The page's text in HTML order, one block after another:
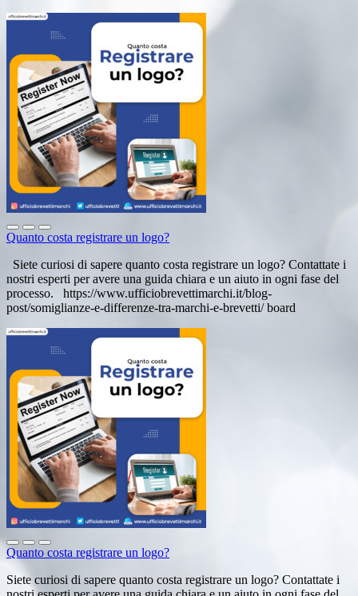
Quanto costa registrare un logo?
Siete curiosi di sapere quanto costa registrare un logo? Contattate i
nostri esperti per avere una guida chiara e un aiuto in ogni fase del
processo. https://www.ufficiobrevettimarchi.it/blog-
post/somiglianze-e-differenze-tra-marchi-e-brevetti/ board
Quanto costa registrare un logo?
Siete curiosi di sapere quanto costa registrare un logo? Contattate i